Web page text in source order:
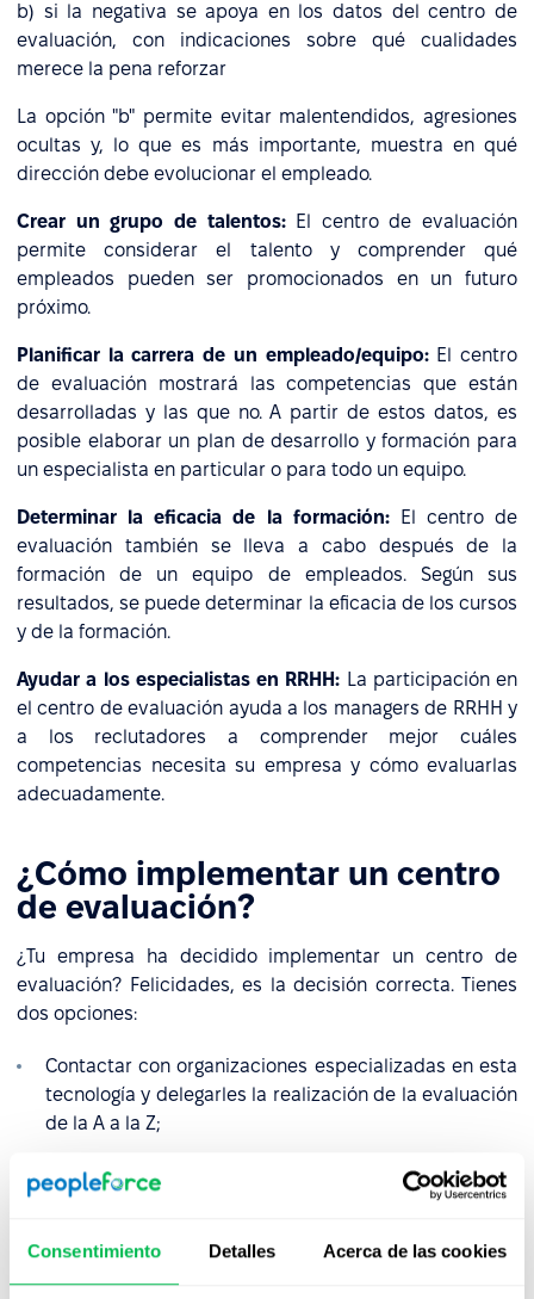
Consentimiento Detalles Acerca de las cookies
b) si la negativa se apoya en los datos del centro de
evaluación, con indicaciones sobre qué cualidades
merece la pena reforzar
La opción "b" permite evitar malentendidos, agresiones
ocultas y, lo que es más importante, muestra en qué
dirección debe evolucionar el empleado.
Crear un grupo de talentos:El centro de evaluación
permite considerar el talento y comprender qué
empleados pueden ser promocionados en un futuro
próximo.
Planificar la carrera de un empleado/equipo:El centro
de evaluación mostrará las competencias que están
desarrolladas y las que no. A partir de estos datos, es
posible elaborar un plan de desarrollo y formación para
un especialista en particular o para todo un equipo.
Determinar la eficacia de la formación:El centro de
evaluación también se lleva a cabo después de la
formación de un equipo de empleados. Según sus
resultados, se puede determinar la eficacia de los cursos
y de la formación.
Ayudar a los especialistas en RRHH: La participación en
el centro de evaluación ayuda a los managers de RRHH y
a los reclutadores a comprender mejor cuáles
competencias necesita su empresa y cómo evaluarlas
adecuadamente.
¿Cómo implementar un centro
de evaluación?
¿Tu empresa ha decidido implementar un centro de
evaluación? Felicidades, es la decisión correcta. Tienes
dos opciones:
Contactar con organizaciones especializadas en esta
tecnología y delegarles la realización de la evaluación
de la A a la Z;
Desarrollar y dirigir el centro de evaluación por tu
cuenta o con expertos externos.
¿Dónde comenzar en un centro